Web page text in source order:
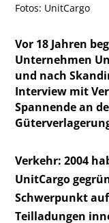
Fotos: UnitCargo
Vor 18 Jahren
Unternehmen
und nach
Interview mit
Spannende an
Verkehr: 2004
UnitCargo
Schwerpunkt
Teilladungen